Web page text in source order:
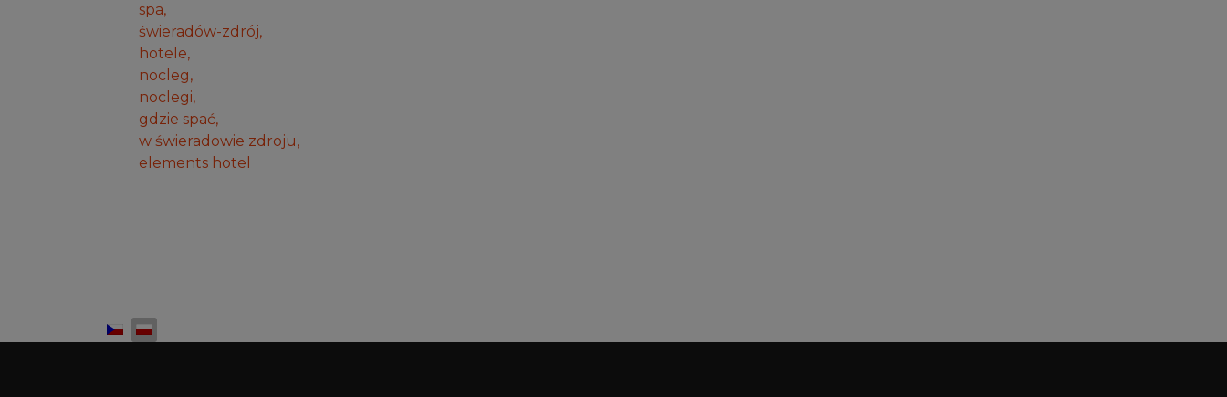
spa,
świeradów-zdrój,
hotele,
nocleg,
noclegi,
gdzie spać,
w świeradowie zdroju,
elements hotel
Wybierz swój język